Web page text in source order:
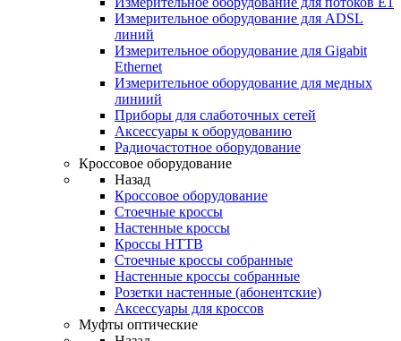
Измерительное оборудование для ADSL
линий
Измерительное оборудование для Gigabit
Ethernet
Измерительное оборудование для медных
линиий
Приборы для слаботочных сетей
Аксессуары к оборудованию
Радиочастотное оборудование
Кроссовое оборудование
Назад
Кроссовое оборудование
Стоечные кроссы
Настенные кроссы
Кроссы HTTB
Стоечные кроссы собранные
Настенные кроссы собранные
Розетки настенные (абонентские)
Аксессуары для кроссов
Муфты оптические